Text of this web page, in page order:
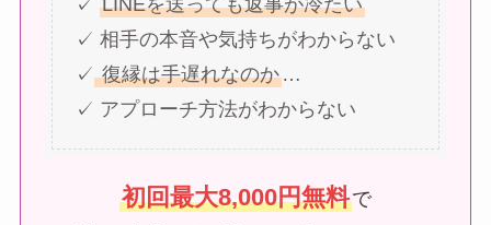
✓LINEを送っても返事が冷たい
✓ 相手の本音や気持ちがわからない
✓復縁は手遅れなのか…
✓ アプローチ方法がわからない
初回最大8,000円無料で